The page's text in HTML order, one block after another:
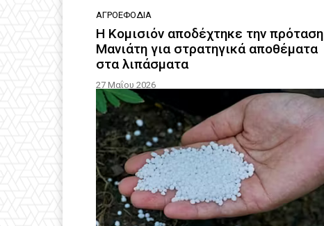
ΑΓΡΟΕΦΌΔΙΑ
Η Κομισιόν αποδέχτηκε την πρόταση
Μανιάτη για στρατηγικά αποθέματα
στα λιπάσματα
27 Μαΐου 2026